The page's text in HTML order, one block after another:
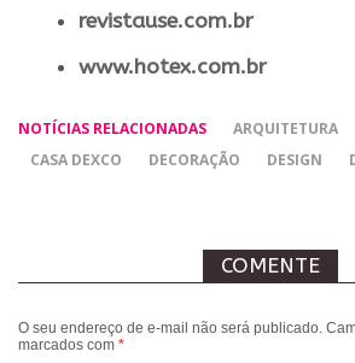
revistause.com.br
www.hotex.com.br
NOTÍCIAS RELACIONADAS ARQUITETURA
CASA DEXCO
DECORAÇÃO DESIGN
COMENTE
O seu endereço de e-mail não será publicado.
marcados com *